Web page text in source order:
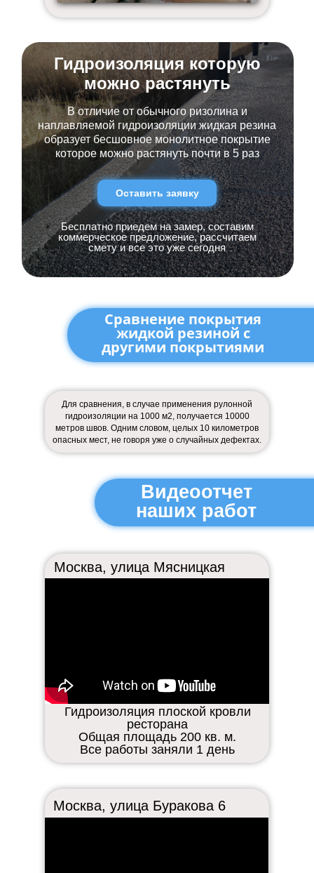
В отличие от обычного ризолина и
наплавляемой гидроизоляции жидкая резина
образует бесшовное монолитное покрытие
которое можно растянуть почти в 5 раз
Гидроизоляция которую
можно растянуть
Бесплатно приедем на замер, составим
коммерческое предложение, рассчитаем
смету и все это уже сегодня
Оставить заявку
Сравнение покрытия
жидкой резиной с
другими покрытиями
Для сравнения, в случае применения рулонной
гидроизоляции на 1000 м2, получается 10000
метров швов. Одним словом, целых 10 километров
опасных мест, не говоря уже о случайных дефектах.
Видеоотчет
наших работ
Москва, улица Мясницкая
Гидроизоляция плоской кровли
ресторана
Общая площадь 200 кв. м.
Все работы заняли 1 день
Москва, улица Буракова 6